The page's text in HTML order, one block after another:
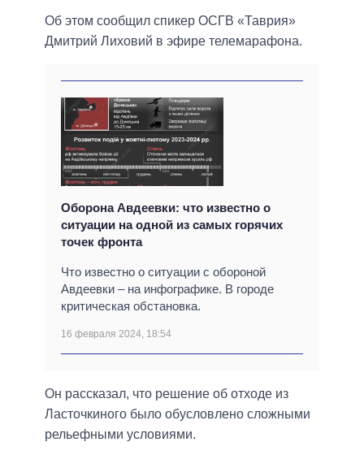
Об этом сообщил спикер ОСГВ «Таврия»
Дмитрий Лиховий в эфире телемарафона.
Оборона Авдеевки: что известно о
ситуации на одной из самых горячих
точек фронта
Что известно о ситуации с обороной
Авдеевки – на инфографике. В городе
критическая обстановка.
16 февраля 2024, 18:54
Он рассказал, что решение об отходе из
Ласточкиного было обусловлено сложными
рельефными условиями.